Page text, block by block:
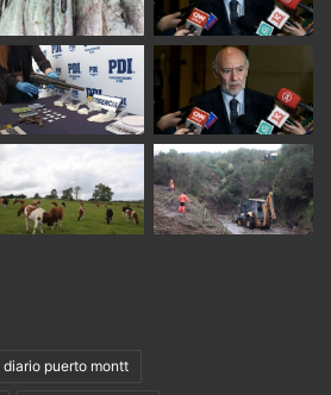
diario puerto montt